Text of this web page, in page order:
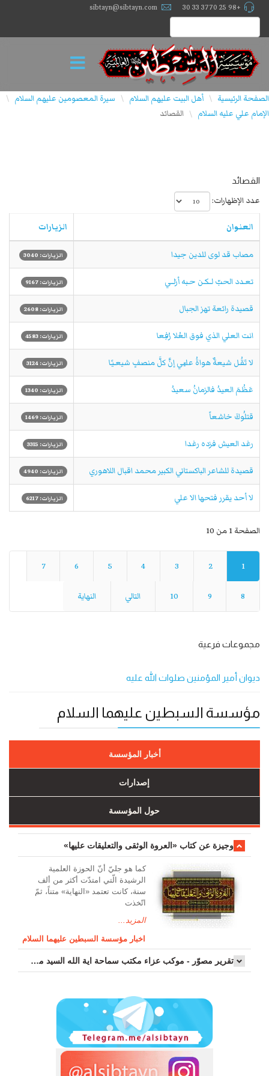
+98 25 3770 33 30
sibtayn@sibtayn.com
الصفحة الرئيسية \ أهل البيت عليهم السلام \ سيرة المعصومين عليهم السلام \
الإمام علي عليه السلام \ القصائد
القصائد
عدد الإظهارات:
العنوان الزيارات
مصاب قد لوى للدين جيدا الزيارات: 3040
تعـدد الحبّ لــكـن حـبه أزلــي الزيارات: 9167
قصيدة رائعة تهز الجبال الزيارات: 2608
انت العلي الذي فوق العُلا رُفِعا الزيارات: 4583
لا تَقُـل شيعةٌ هواةُ علــٍّي إنَّ كلَّ منصفٍ شيعـيـًا الزيارات: 3124
عَظُمَ العيدُ فالزمانُ سعيدُ الزيارات: 1340
قتلُوكَ خاشعاً الزيارات: 1469
رغد العيش فزده رغدا الزيارات: 3315
قصيدة للشاعر الباكستاني الكبير محمد اقبال اللاهوري الزيارات: 4940
لا أحد يقرر فتحها الا علي الزيارات: 6217
الصفحة 1 من 10
1
2
3
4
5
6
7
8
9
10 التالي النهاية
مجموعات فرعية
ديوان أمير المؤمنين صلوات الله عليه
مؤسسة السبطين عليهما السلام
أخبار المؤسسة
إصدارات
حول المؤسسة
وجیزة عن کتاب «العروة الوثقی والتعلیقات علیها»
کما هو جليّ أنّ الحوزة العلمیة
الرشیدة الّتي امتدّت أكثر من ألف
سنة، كانت تعتمد «النهاية» متناً، ثمّ
اتّخذت
المزيد...
اخبار مؤسسة السبطين عليهما السلام
تقرير مصوّر - موكب عزاء مکتب سماحة اية الله السيد مرتضى الموسوي الاصفهاني في يوم إستشهاد السيدة فاطم...